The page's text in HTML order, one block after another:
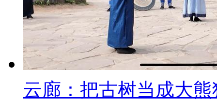
云廊：把古树当成大